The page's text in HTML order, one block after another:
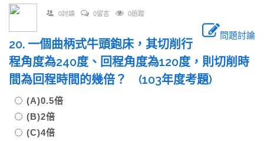
0討論 0留言 0追蹤
問題討論
20. 一個曲柄式牛頭鉋床，其切削行
程角度為240度、回程角度為120度，則切削時
間為回程時間的幾倍？ (103年度考題)
(A)0.5倍
(B)2倍
(C)4倍